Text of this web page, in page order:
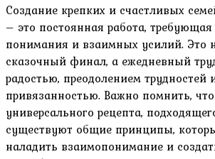
Создание крепких и счастливых
– это постоянная работа, требующая
понимания и взаимных усилий. Это
сказочный финал, а ежедневный
радостью, преодолением трудностей
привязанностью. Важно помнить,
универсального рецепта,
существуют общие принципы,
наладить взаимопонимание и